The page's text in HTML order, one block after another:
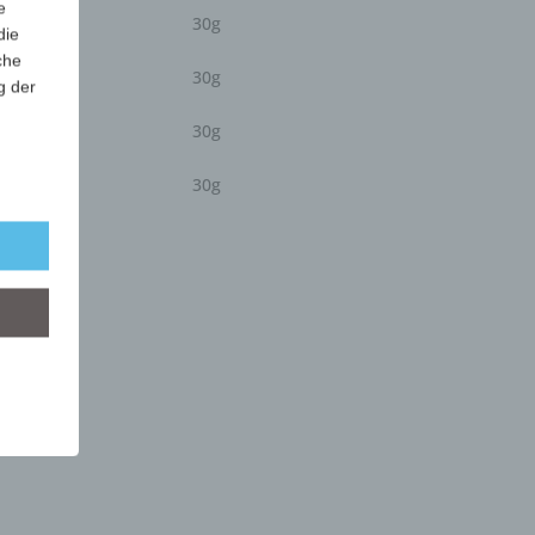
30g
30g
30g
30g
der